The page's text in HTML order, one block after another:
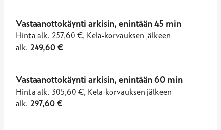
Vastaanottokäynti arkisin, enintään 45 min
Hinta alk. 257,60 €, Kela-korvauksen jälkeen
alk. 249,60€
Vastaanottokäynti arkisin, enintään 60 min
Hinta alk. 305,60 €, Kela-korvauksen jälkeen
alk. 297,60€